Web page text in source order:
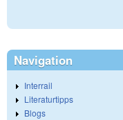
Navigation
Interrail
Literaturtipps
Blogs